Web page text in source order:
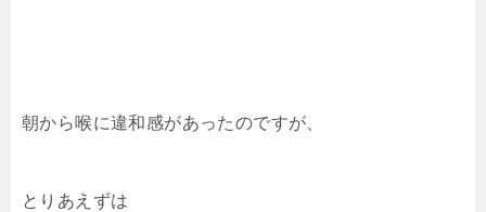
朝から喉に違和感があったのですが、
とりあえずは